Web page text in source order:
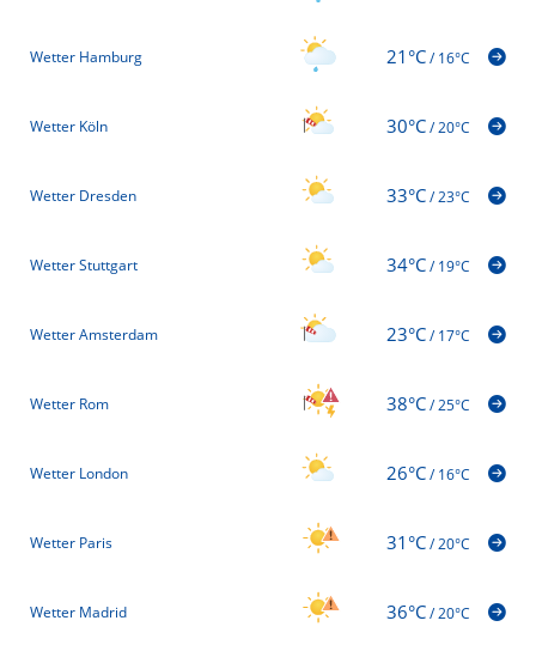
Wetter Hamburg 21°C/16°C
Wetter Köln 30°C/20°C
Wetter Dresden 33°C/23°C
Wetter Stuttgart 34°C/19°C
Wetter Amsterdam 23°C/17°C
Wetter Rom 38°C/25°C
Wetter London 26°C/16°C
Wetter Paris 31°C/20°C
Wetter Madrid 36°C/20°C